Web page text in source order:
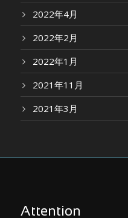
2022年4月
2022年2月
2022年1月
2021年11月
2021年3月
Attention